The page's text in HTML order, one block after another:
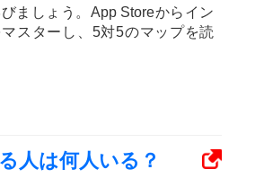
ましょう。App Storeからイン
スターし、5対5のマップを読
人は何人いる？